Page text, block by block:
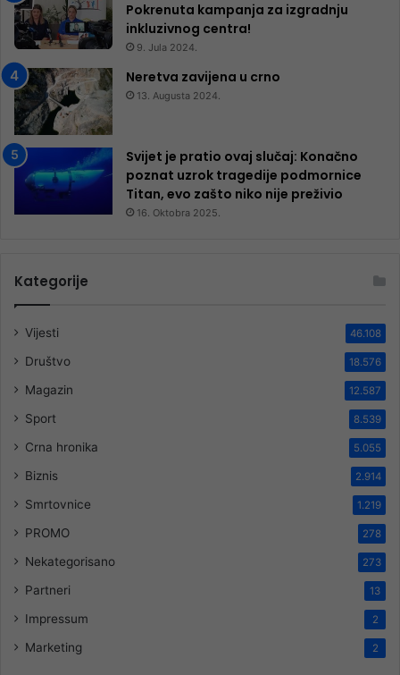
Pokrenuta kampanja za izgradnju
inkluzivnog centra!
9. Jula 2024.
Neretva zavijena u crno
13. Augusta 2024.
Svijet je pratio ovaj slučaj: Konačno
poznat uzrok tragedije podmornice
Titan, evo zašto niko nije preživio
16. Oktobra 2025.
Kategorije
Vijesti 46.108
Društvo 18.576
Magazin 12.587
Sport 8.539
Crna hronika 5.055
Biznis 2.914
Smrtovnice 1.219
PROMO 278
Nekategorisano 273
Partneri 13
Impressum 2
Marketing 2